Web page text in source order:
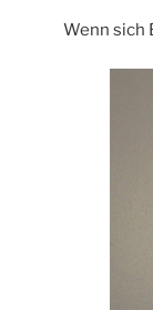
Wenn sich